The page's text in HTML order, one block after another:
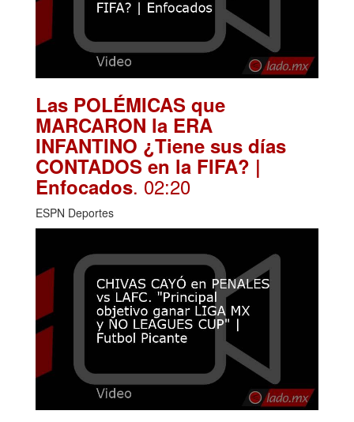
Las POLÉMICAS que
MARCARON la ERA
INFANTINO ¿Tiene sus días
CONTADOS en la FIFA? |
Enfocados. 02:20
ESPN Deportes